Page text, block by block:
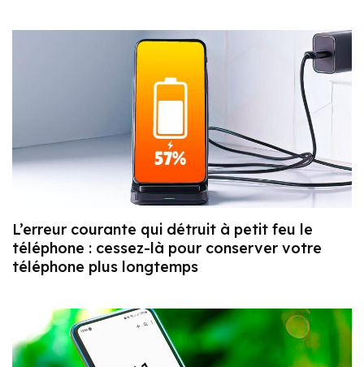
L’erreur courante qui détruit à petit feu le
téléphone : cessez-là pour conserver votre
téléphone plus longtemps